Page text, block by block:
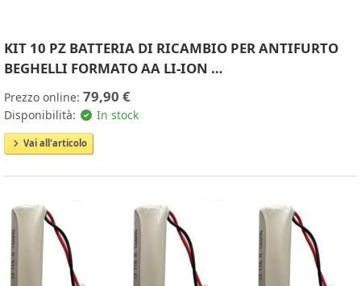
KIT 10 PZ BATTERIA DI RICAMBIO PER ANTIFURTO
BEGHELLI FORMATO AA LI-ION …
Prezzo online: 79,90 €
Disponibilità: In stock
Vai all'articolo